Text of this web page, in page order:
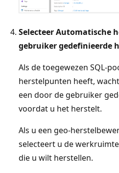
Selecteer Automatische
gebruiker gedefinieerde
Als de toegewezen SQL-
herstelpunten heeft,
een door de gebruiker
voordat u het herstelt.
Als u een geo-
selecteert u de
die u wilt herstellen.